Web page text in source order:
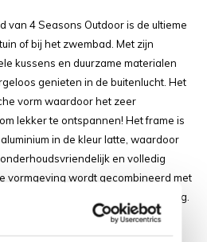
van 4 Seasons Outdoor is de ultieme
of bij het zwembad. Met zijn
kussens en duurzame materialen
genieten in de buitenlucht. Het
vorm waardoor het zeer
lekker te ontspannen! Het frame is
in de kleur latte, waardoor
en volledig
vormgeving wordt gecombineerd met
wat zorgt voor een luxe uitstraling.